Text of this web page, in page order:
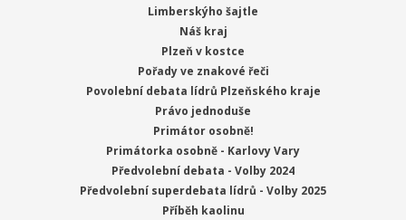
Limberskýho šajtle
Náš kraj
Plzeň v kostce
Pořady ve znakové řeči
Povolební debata lídrů Plzeňského kraje
Právo jednoduše
Primátor osobně!
Primátorka osobně - Karlovy Vary
Předvolební debata - Volby 2024
Předvolební superdebata lídrů - Volby 2025
Příběh kaolinu